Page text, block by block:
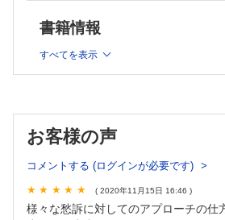
際--不定愁訴から器質的疾患を見抜
3章 不定愁訴ケースファイル
03 一緒に自営業をしている兄が倒れて
しょうか？
05 今回の頭痛はつらい。身動きがとれ
もちでした
書籍情報
すべてを表示
お客様の声
コメントする (ログインが必要です)
( 2020年11月15日 16:46 )
様々な愁訴に対してのアプローチの仕